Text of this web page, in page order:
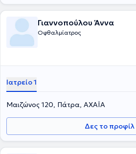
Γιαννοπούλου Άννα
Οφθαλμίατρος
Ιατρείο 1
Μαιζώνος 120, Πάτρα, ΑΧΑΪΑ
Δες το προφίλ